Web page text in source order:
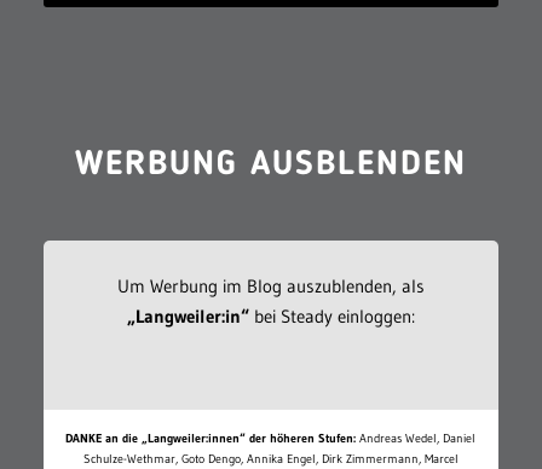
WERBUNG AUSBLENDEN
Um Werbung im Blog auszublenden, als
„Langweiler:in“bei Steady einloggen:
DANKE an die „Langweiler:innen“ der höheren Stufen: Andreas Wedel, Daniel
Schulze-Wethmar, Goto Dengo, Annika Engel, Dirk Zimmermann, Marcel